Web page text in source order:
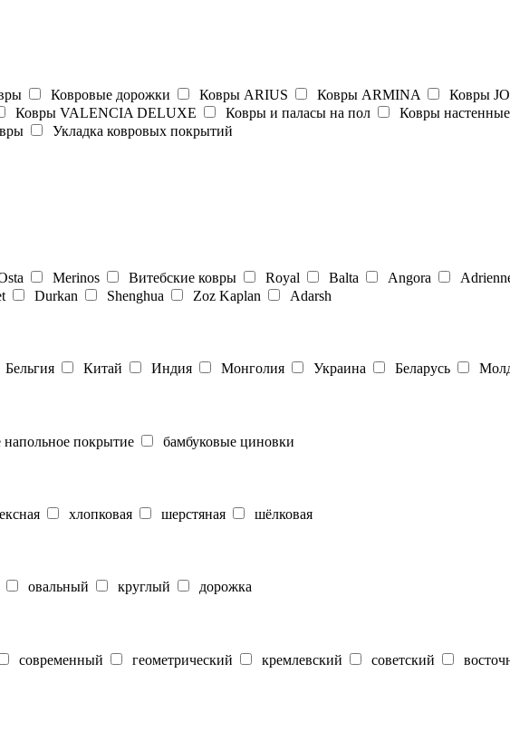
Ковровые дорожки Ковры ARIUS Ковры ARMINA Ковры
Ковры VALENCIA DELUXE Ковры и паласы на пол Ковры настенные
Укладка ковровых покрытий
Merinos Витебские ковры Royal Balta Angora
Durkan Shenghua Zoz Kaplan Adarsh
Бельгия Китай Индия Монголия Украина Беларусь
напольное покрытие бамбуковые циновки
хлопковая шерстяная шёлковая
овальный круглый дорожка
современный геометрический кремлевский советский